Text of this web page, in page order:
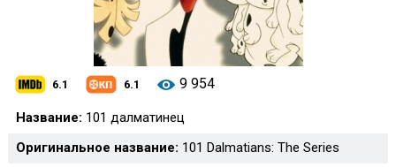
6.1 6.1 9 954
Название: 101 далматинец
Оригинальное название: 101 Dalmatians: The Series